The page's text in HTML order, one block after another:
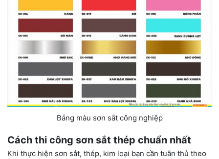
Bảng màu sơn sắt công nghiệp
Cách thi công sơn sắt thép chuẩn nhất
Khi thực hiện sơn sắt, thép, kim loại bạn cần tuân thủ theo